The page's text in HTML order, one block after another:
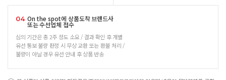
04 On the spot에 상품도착 브랜드사
또는 수선업체 접수
심의 기간은 총 2주 정도 소요 / 결과 확인 후 개별
유선 통보 불량 판정 시 무상 교환 또는 환불 처리 /
불량이 아닐 경우 유선 안내 후 상품 반송